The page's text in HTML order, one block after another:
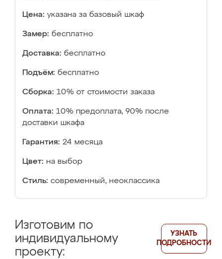
Цена: указана за базовый шкаф
Замер: бесплатно
Доставка: бесплатно
Подъём: бесплатно
Сборка: 10% от стоимости заказа
Оплата: 10% предоплата, 90% после
доставки шкафа
Гарантия: 24 месяца
Цвет: на выбор
Стиль: современный, неоклассика
Изготовим по
индивидуальному
проекту:
УЗНАТЬ
ПОДРОБНОСТИ